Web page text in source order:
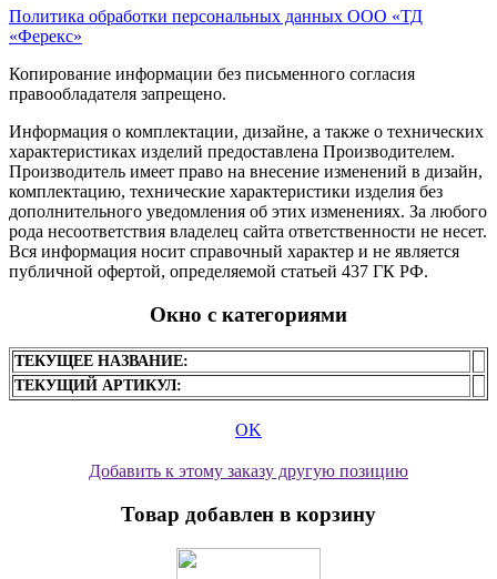
Политика обработки персональных данных ООО «ТД
«Ферекс»
Копирование информации без письменного согласия
правообладателя запрещено.
Информация о комплектации, дизайне, а также о технических
характеристиках изделий предоставлена Производителем.
Производитель имеет право на внесение изменений в дизайн,
комплектацию, технические характеристики изделия без
дополнительного уведомления об этих изменениях. За любого
рода несоответствия владелец сайта ответственности не несет.
Вся информация носит справочный характер и не является
публичной офертой, определяемой статьей 437 ГК РФ.
Окно с категориями
ТЕКУЩЕЕ НАЗВАНИЕ:
ТЕКУЩИЙ АРТИКУЛ:
OK
Добавить к этому заказу другую позицию
Товар добавлен в корзину